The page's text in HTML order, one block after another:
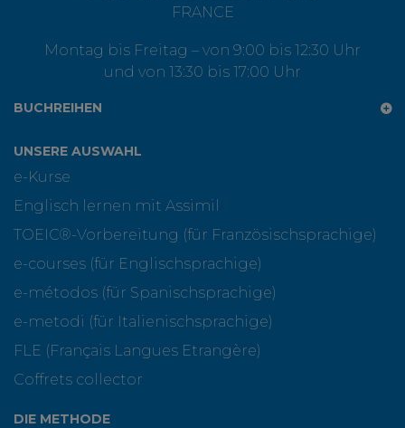
FRANCE
Montag bis Freitag – von 9:00 bis 12:30 Uhr
und von 13:30 bis 17:00 Uhr
BUCHREIHEN
UNSERE AUSWAHL
e-Kurse
Englisch lernen mit Assimil
TOEIC®-Vorbereitung (für Französischsprachige)
e-courses (für Englischsprachige)
e-métodos (für Spanischsprachige)
e-metodi (für Italienischsprachige)
FLE (Français Langues Etrangère)
Coffrets collector
DIE METHODE